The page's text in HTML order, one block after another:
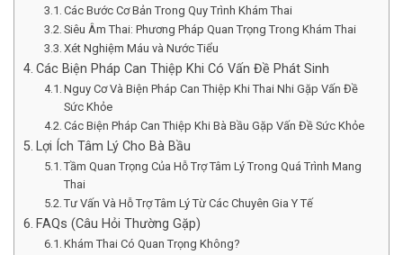
Các Bước Cơ Bản Trong Quy Trình Khám Thai
Siêu Âm Thai: Phương Pháp Quan Trọng Trong Khám Thai
Xét Nghiệm Máu và Nước Tiểu
Các Biện Pháp Can Thiệp Khi Có Vấn Đề Phát Sinh
Nguy Cơ Và Biện Pháp Can Thiệp Khi Thai Nhi Gặp Vấn Đề
Sức Khỏe
Các Biện Pháp Can Thiệp Khi Bà Bầu Gặp Vấn Đề Sức Khỏe
Lợi Ích Tâm Lý Cho Bà Bầu
Tầm Quan Trọng Của Hỗ Trợ Tâm Lý Trong Quá Trình Mang
Thai
Tư Vấn Và Hỗ Trợ Tâm Lý Từ Các Chuyên Gia Y Tế
FAQs (Câu Hỏi Thường Gặp)
Khám Thai Có Quan Trọng Không?